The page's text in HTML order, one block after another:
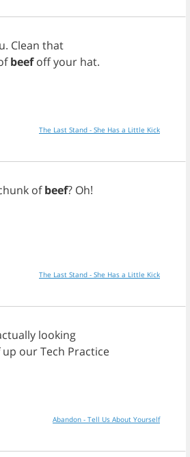
. Clean that
beef offyour hat.
The Last Stand - She Has a Little Kick
of beef? Oh!
The Last Stand - She Has a Little Kick
looking
up ourTech Practice
Abandon - Tell Us About Yourself